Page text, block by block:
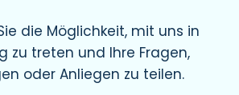
die Möglichkeit, mit uns in
zu treten und Ihre Fragen,
oder Anliegen zu teilen.